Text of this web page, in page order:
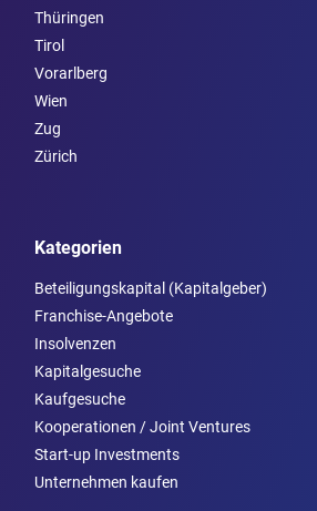
Thüringen
Tirol
Vorarl­berg
Wien
Zug
Zürich
Kategorien
Beteiligungskapital (Kapitalgeber)
Franchise-Angebote
Insolvenzen
Kapitalgesuche
Kaufgesuche
Kooperationen / Joint Ventures
Start-up Investments
Unternehmen kaufen